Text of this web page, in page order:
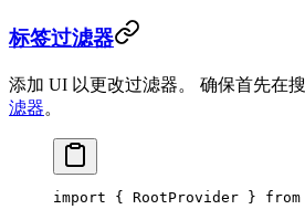
标签过滤器
添加 UI 以更改过滤器。 确保首先在
滤器。
import { RootProvider } from